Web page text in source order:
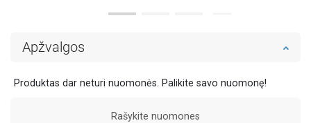
Apžvalgos
Produktas dar neturi nuomonės. Palikite savo nuomonę!
Rašykite nuomones